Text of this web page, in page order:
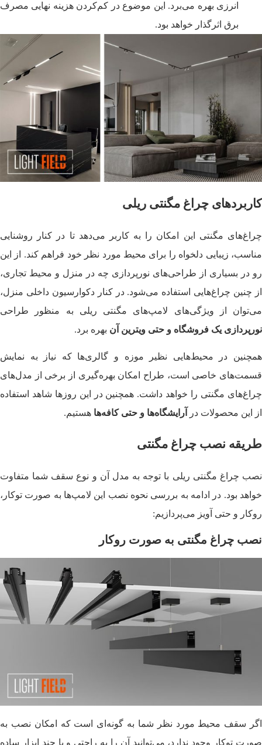
انرزی بهره می‌برد. این موضوع در کم‌کردن هزینه نهایی مصرف
برق اثرگذار خواهد بود.
کاربردهای چراغ مگنتی ریلی
چراغ‌های مگنتی این امکان را به کاربر می‎‌دهد تا در کنار روشنایی
مناسب، زیبایی دلخواه را برای محیط مورد نظر خود فراهم کند. از این
رو در بسیاری از طراحی‌های نورپردازی چه در منزل و محیط تجاری،
از چنین چراغ‌هایی استفاده می‌شود. در کنار دکوارسیون داخلی منزل،
می‌توان از ویژگی‌های لامپ‌های مگنتی ریلی به منظور طراحی
نورپردازی یک فروشگاه و حتی ویترین آن بهره برد.
همچنین در محیط‌هایی نظیر موزه و گالری‌ها که نیاز به نمایش
قسمت‌های خاصی است، طراح امکان بهره‌گیری از برخی از مدل‌های
چراغ‌های مگنتی را خواهد داشت. همچنین در این روزها شاهد استفاده
از این محصولات در
آرایشگاه‌ها و حتی کافه‌ها هستیم.
طریقه نصب چراغ مگنتی
نصب چراغ مگنتی ریلی با توجه به مدل آن و نوع سقف شما متفاوت
خواهد بود. در ادامه به بررسی نحوه نصب این لامپ‌ها به صورت توکار،
روکار و حتی آویز می‌پردازیم:
نصب چراغ مگنتی به صورت روکار
اگر سقف محیط مورد نظر شما به گونه‌ای است که امکان نصب به
صورت توکار وجود ندارد، می‌توانید آن را به راحتی و با چند ابزار ساده